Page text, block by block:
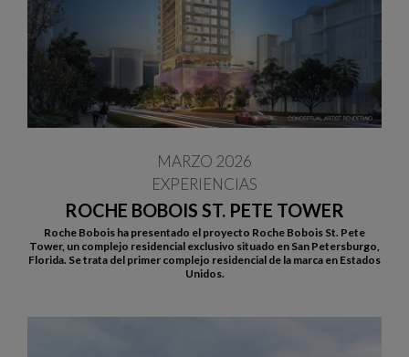
ROCHE BOBOIS ST. PETE TOWER
MARZO 2026
EXPERIENCIAS
Roche Bobois ha presentado el proyecto Roche Bobois St. Pete
Tower, un complejo residencial exclusivo situado en San Petersburgo,
Florida. Se trata del primer complejo residencial de la marca en Estados
Unidos.